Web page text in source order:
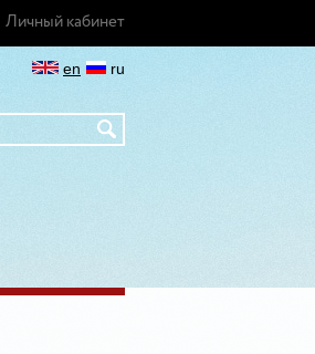
Личный кабинет
ru
en